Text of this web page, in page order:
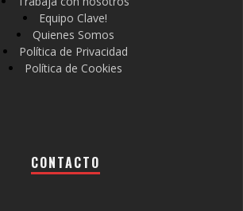
Equipo Clave!
Quienes Somos
Política de Privacidad
Política de Cookies
CONTACTO